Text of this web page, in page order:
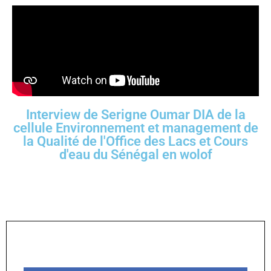
Interview de Serigne Oumar DIA de la
cellule Environnement et management de
la Qualité de l'Office des Lacs et Cours
d'eau du Sénégal en wolof